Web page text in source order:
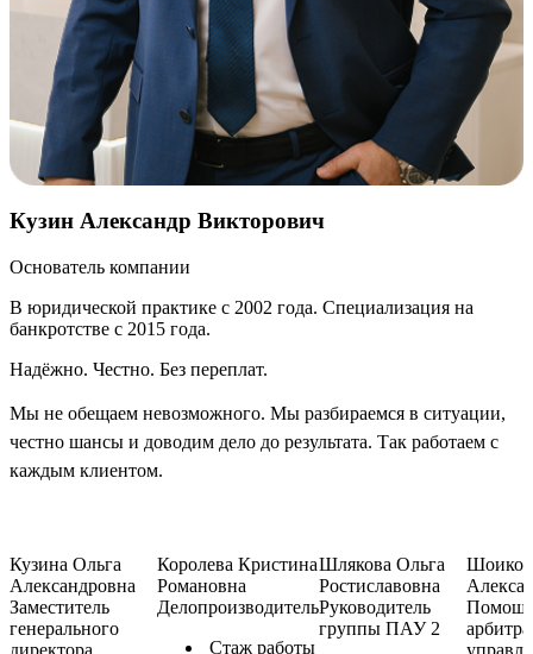
Кузин Александр Викторович
Основатель компании
В юридической практике с 2002 года. Специализация на
банкротстве с 2015 года.
Надёжно. Честно. Без переплат.
Мы не обещаем невозможного. Мы разбираемся в ситуации,
честно шансы и доводим дело до результата. Так работаем с
каждым клиентом.
Кузина Ольга
Александровна
Заместитель
генерального
директора
Королева Кристина
Романовна
Делопроизводитель
Стаж работы
Шлякова Ольга
Ростиславовна
Руководитель
группы ПАУ 2